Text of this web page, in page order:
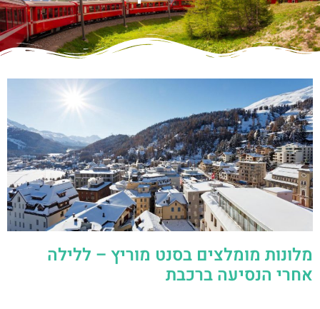
מלונות מומלצים בסנט מוריץ – ללילה
אחרי הנסיעה ברכבת